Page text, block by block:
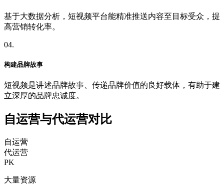
基于大数据分析，短视频平台能精准推送内容至目标受众，提
高营销转化率。
04.
构建品牌故事
短视频是讲述品牌故事、传递品牌价值的良好载体，有助于建
立深厚的品牌忠诚度。
自运营与代运营对比
自运营
代运营
PK
大量资源